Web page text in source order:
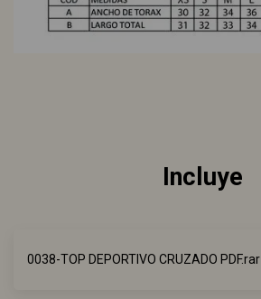
Incluye
0038-TOP DEPORTIVO CRUZADO PDF.rar